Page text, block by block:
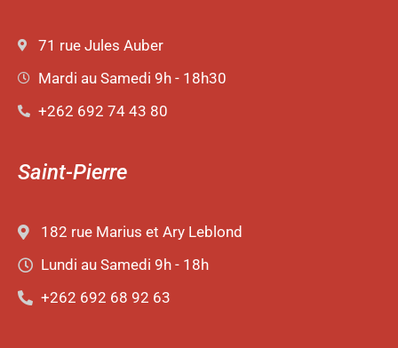
71 rue Jules Auber
Mardi au Samedi 9h - 18h30
+262 692 74 43 80
Saint-Pierre
182 rue Marius et Ary Leblond
Lundi au Samedi 9h - 18h
+262 692 68 92 63